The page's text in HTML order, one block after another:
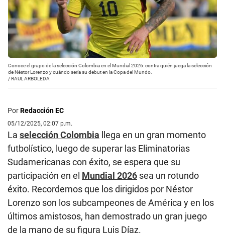
Conoce el grupo de la selección Colombia en el Mundial 2026: contra quién juega la selección
de Néstor Lorenzo y cuándo sería su debut en la Copa del Mundo.
/RAUL ARBOLEDA
PorRedacción EC
05/12/2025, 02:07 p.m.
La selección Colombia llega en un gran momento
futbolístico, luego de superar las Eliminatorias
Sudamericanas con éxito, se espera que su
participación en el Mundial 2026 sea un rotundo
éxito. Recordemos que los dirigidos por Néstor
Lorenzo son los subcampeones de América y en los
últimos amistosos, han demostrado un gran juego
de la mano de su figura Luis Díaz.